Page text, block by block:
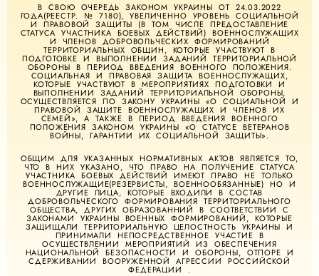
В СВОЮ ОЧЕРЕДЬ ЗАКОНОМ УКРАИНЫ ОТ 24.03.2022
ГОДА(РЕЕСТР. № 7180), УВЕЛИЧЕННО УРОВЕНЬ СОЦИАЛЬНОЙ
И ПРАВОВОЙ ЗАЩИТЫ (В ТОМ ЧИСЛЕ ПРЕДОСТАВЛЕНИЕ
СТАТУСА УЧАСТНИКА БОЕВЫХ ДЕЙСТВИЙ) ВОЕННОСЛУЖАЩИХ
И ЧЛЕНОВ ДОБРОВОЛЬЧЕСКИХ ФОРМИРОВАНИЙ
ТЕРРИТОРИАЛЬНЫХ ОБЩИН, КОТОРЫЕ УЧАСТВУЮТ В
ПОДГОТОВКЕ И ВЫПОЛНЕНИИ ЗАДАНИЙ ТЕРРИТОРИАЛЬНОЙ
ОБОРОНЫ В ПЕРИОД ВВЕДЕНИЯ ВОЕННОГО ПОЛОЖЕНИЯ.
СОЦИАЛЬНАЯ И ПРАВОВАЯ ЗАЩИТА ВОЕННОСЛУЖАЩИХ,
КОТОРЫЕ УЧАСТВУЮТ В МЕРОПРИЯТИЯХ ПОДГОТОВКИ И
ВЫПОЛНЕНИИ ЗАДАНИЙ ТЕРРИТОРИАЛЬНОЙ ОБОРОНЫ,
ОСУЩЕСТВЛЯЕТСЯ ПО ЗАКОНУ УКРАИНЫ «О СОЦИАЛЬНОЙ И
ПРАВОВОЙ ЗАЩИТЕ ВОЕННОСЛУЖАЩИХ И ЧЛЕНОВ ИХ
СЕМЕЙ», А ТАКЖЕ В ПЕРИОД ВВЕДЕНИЯ ВОЕННОГО
ПОЛОЖЕНИЯ ЗАКОНОМ УКРАИНЫ «О СТАТУСЕ ВЕТЕРАНОВ
ВОЙНЫ, ГАРАНТИИ ИХ СОЦИАЛЬНОЙ ЗАЩИТЫ».
ОБЩИМ ДЛЯ УКАЗАННЫХ НОРМАТИВНЫХ АКТОВ ЯВЛЯЕТСЯ ТО,
ЧТО В НИХ УКАЗАНО, ЧТО ПРАВО НА ПОЛУЧЕНИЕ СТАТУСА
УЧАСТНИКА БОЕВЫХ ДЕЙСТВИЙ ИМЕЮТ ПРАВО НЕ ТОЛЬКО
ВОЕННОСЛУЖАЩИЕ(РЕЗЕРВИСТЫ, ВОЕННООБЯЗАННЫЕ) НО И
ДРУГИЕ ЛИЦА, КОТОРЫЕ ВХОДИЛИ В СОСТАВ
ДОБРОВОЛЬЧЕСКОГО ФОРМИРОВАНИЯ ТЕРРИТОРИАЛЬНОГО
ОБЩЕСТВА, ДРУГИХ ОБРАЗОВАННИЙ В СООТВЕТСТВИИ С
ЗАКОНАМИ УКРАИНЫ ВОЕННЫХ ФОРМИРОВАНИЙ, КОТОРЫЕ
ЗАЩИЩАЛИ ТЕРРИТОРИАЛЬНУЮ ЦЕЛОСТНОСТЬ УКРАИНЫ И
ПРИНИМАЛИ НЕПОСРЕДСТВЕННОЕ УЧАСТИЕ В
ОСУЩЕСТВЛЕНИИ МЕРОПРИЯТИЙ ИЗ ОБЕСПЕЧЕНИЯ
НАЦИОНАЛЬНОЙ БЕЗОПАСНОСТИ И ОБОРОНЫ, ОТПОРЕ И
СДЕРЖИВАНИИ ВООРУЖЕННОЙ АГРЕССИИ РОССИЙСКОЙ
ФЕДЕРАЦИИ .